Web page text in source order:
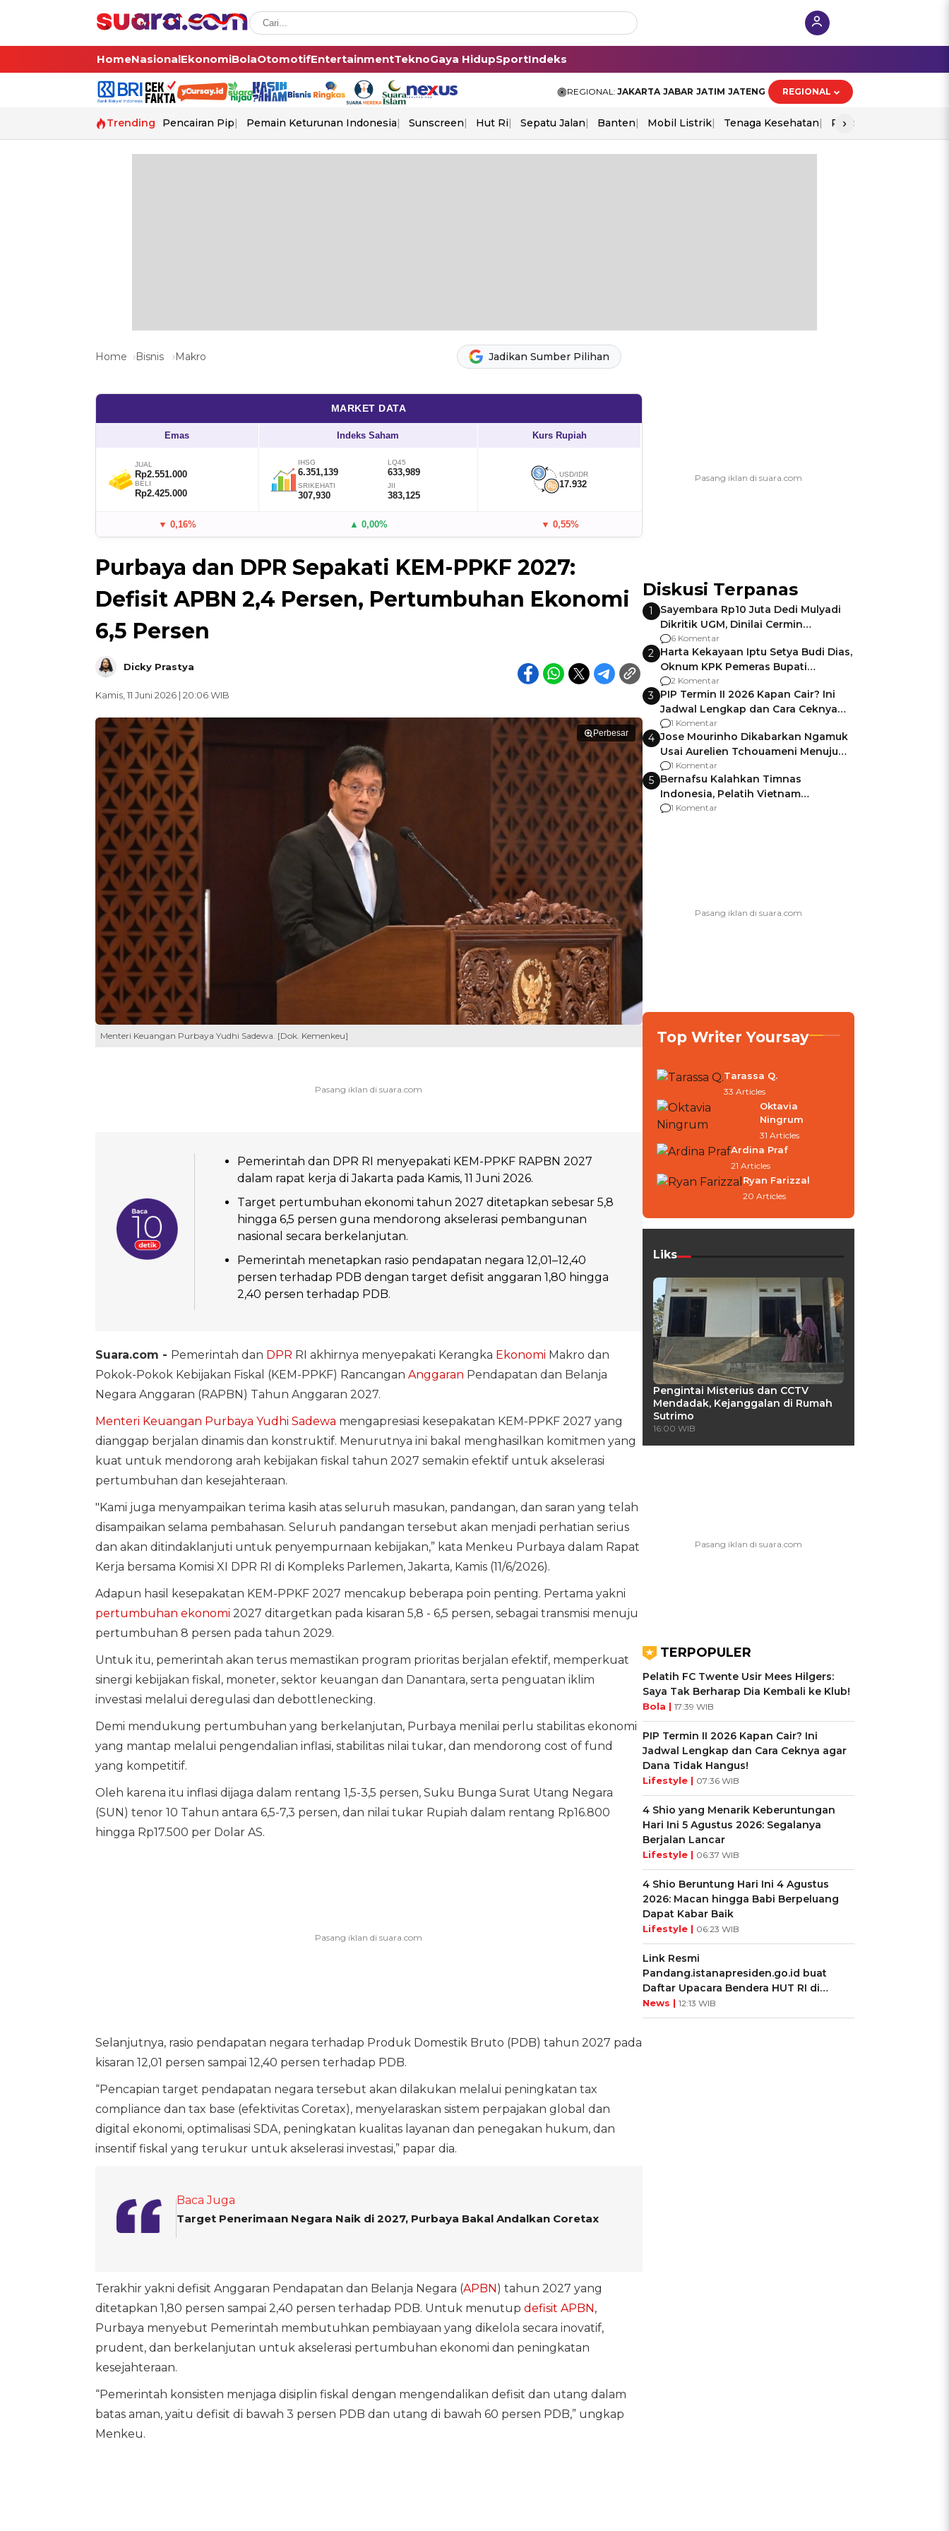
HomeNasionalEkonomiBolaOtomotifEntertainmentTeknoGaya HidupSportIndeks
REGIONAL: JAKARTA JABAR JATIM JATENG REGIONAL
Trending Pencairan Pip Pemain Keturunan Indonesia Sunscreen Hut Ri Sepatu Jalan Banten Mobil Listrik Tenaga Kesehatan Piala Aff 2026
›
Home Bisnis Makro Jadikan Sumber Pilihan
MARKET DATA
Emas Indeks Saham Kurs Rupiah
JUAL
Rp2.551.000
BELI
Rp2.425.000
IHSG
6.351,139
LQ45
633,989
SRIKEHATI
307,930
JII
383,125
USD/IDR
17.932
▼ 0,16% ▲ 0,00% ▼ 0,55%
Purbaya dan DPR Sepakati KEM-PPKF 2027:
Defisit APBN 2,4 Persen, Pertumbuhan Ekonomi
6,5 Persen
Dicky Prastya
Kamis, 11 Juni 2026 | 20:06 WIB
Perbesar
Menteri Keuangan Purbaya Yudhi Sadewa. [Dok. Kemenkeu]
Pemerintah dan DPR RI menyepakati KEM-PPKF RAPBN 2027
dalam rapat kerja di Jakarta pada Kamis, 11 Juni 2026.
Target pertumbuhan ekonomi tahun 2027 ditetapkan sebesar 5,8
hingga 6,5 persen guna mendorong akselerasi pembangunan
nasional secara berkelanjutan.
Pemerintah menetapkan rasio pendapatan negara 12,01–12,40
persen terhadap PDB dengan target defisit anggaran 1,80 hingga
2,40 persen terhadap PDB.
Suara.com - Pemerintah dan DPR RI akhirnya menyepakati Kerangka Ekonomi Makro dan
Pokok-Pokok Kebijakan Fiskal (KEM-PPKF) Rancangan Anggaran Pendapatan dan Belanja
Negara Anggaran (RAPBN) Tahun Anggaran 2027.
Menteri Keuangan Purbaya Yudhi Sadewa mengapresiasi kesepakatan KEM-PPKF 2027 yang
dianggap berjalan dinamis dan konstruktif. Menurutnya ini bakal menghasilkan komitmen yang
kuat untuk mendorong arah kebijakan fiskal tahun 2027 semakin efektif untuk akselerasi
pertumbuhan dan kesejahteraan.
"Kami juga menyampaikan terima kasih atas seluruh masukan, pandangan, dan saran yang telah
disampaikan selama pembahasan. Seluruh pandangan tersebut akan menjadi perhatian serius
dan akan ditindaklanjuti untuk penyempurnaan kebijakan,” kata Menkeu Purbaya dalam Rapat
Kerja bersama Komisi XI DPR RI di Kompleks Parlemen, Jakarta, Kamis (11/6/2026).
Adapun hasil kesepakatan KEM-PPKF 2027 mencakup beberapa poin penting. Pertama yakni
pertumbuhan ekonomi 2027 ditargetkan pada kisaran 5,8 - 6,5 persen, sebagai transmisi menuju
pertumbuhan 8 persen pada tahun 2029.
Untuk itu, pemerintah akan terus memastikan program prioritas berjalan efektif, memperkuat
sinergi kebijakan fiskal, moneter, sektor keuangan dan Danantara, serta penguatan iklim
investasi melalui deregulasi dan debottlenecking.
Demi mendukung pertumbuhan yang berkelanjutan, Purbaya menilai perlu stabilitas ekonomi
yang mantap melalui pengendalian inflasi, stabilitas nilai tukar, dan mendorong cost of fund
yang kompetitif.
Oleh karena itu inflasi dijaga dalam rentang 1,5-3,5 persen, Suku Bunga Surat Utang Negara
(SUN) tenor 10 Tahun antara 6,5-7,3 persen, dan nilai tukar Rupiah dalam rentang Rp16.800
hingga Rp17.500 per Dolar AS.
Selanjutnya, rasio pendapatan negara terhadap Produk Domestik Bruto (PDB) tahun 2027 pada
kisaran 12,01 persen sampai 12,40 persen terhadap PDB.
“Pencapian target pendapatan negara tersebut akan dilakukan melalui peningkatan tax
compliance dan tax base (efektivitas Coretax), menyelaraskan sistem perpajakan global dan
digital ekonomi, optimalisasi SDA, peningkatan kualitas layanan dan penegakan hukum, dan
insentif fiskal yang terukur untuk akselerasi investasi,” papar dia.
Baca Juga
Target Penerimaan Negara Naik di 2027, Purbaya Bakal Andalkan Coretax
Terakhir yakni defisit Anggaran Pendapatan dan Belanja Negara (APBN) tahun 2027 yang
ditetapkan 1,80 persen sampai 2,40 persen terhadap PDB. Untuk menutup defisit APBN,
Purbaya menyebut Pemerintah membutuhkan pembiayaan yang dikelola secara inovatif,
prudent, dan berkelanjutan untuk akselerasi pertumbuhan ekonomi dan peningkatan
kesejahteraan.
“Pemerintah konsisten menjaga disiplin fiskal dengan mengendalikan defisit dan utang dalam
batas aman, yaitu defisit di bawah 3 persen PDB dan utang di bawah 60 persen PDB,” ungkap
Menkeu.
Diskusi Terpanas
1
Sayembara Rp10 Juta Dedi Mulyadi
Dikritik UGM, Dinilai Cermin
Gagalnya Negara Jamin Keamanan
6 Komentar
2 Harta Kekayaan Iptu Setya Budi Dias,
Oknum KPK Pemeras Bupati
Pemalang
2 Komentar
3 PIP Termin II 2026 Kapan Cair? Ini
Jadwal Lengkap dan Cara Ceknya
agar Dana Tidak Hangus!
1 Komentar
4 Jose Mourinho Dikabarkan Ngamuk
Usai Aurelien Tchouameni Menuju
Manchester United
1 Komentar
5 Bernafsu Kalahkan Timnas
Indonesia, Pelatih Vietnam
Berencana Pakai Jimat di Pakansari
1 Komentar
Top Writer Yoursay
Tarassa Q.
33 Articles
Oktavia
Ningrum
31 Articles
Ardina Praf
21 Articles
Ryan Farizzal
20 Articles
Liks
Pengintai Misterius dan CCTV
Mendadak, Kejanggalan di Rumah
Sutrimo
16:00 WIB
TERPOPULER
Pelatih FC Twente Usir Mees Hilgers:
Saya Tak Berharap Dia Kembali ke Klub!
Bola | 17:39 WIB
PIP Termin II 2026 Kapan Cair? Ini
Jadwal Lengkap dan Cara Ceknya agar
Dana Tidak Hangus!
Lifestyle | 07:36 WIB
4 Shio yang Menarik Keberuntungan
Hari Ini 5 Agustus 2026: Segalanya
Berjalan Lancar
Lifestyle | 06:37 WIB
4 Shio Beruntung Hari Ini 4 Agustus
2026: Macan hingga Babi Berpeluang
Dapat Kabar Baik
Lifestyle | 06:23 WIB
Link Resmi
Pandang.istanapresiden.go.id buat
Daftar Upacara Bendera HUT RI di
Istana Negara
News | 12:13 WIB